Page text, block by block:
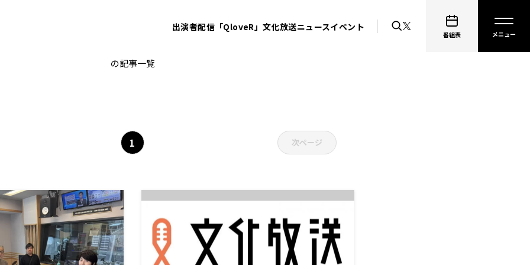
出演者配信「QloveR」文化放送ニュースイベント
番組表
の記事一覧
1 次ページ